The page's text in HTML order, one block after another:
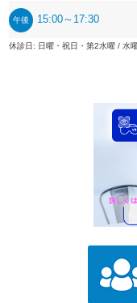
午後 15:00～17:30
休診日: 日曜・祝日・第2水曜 /